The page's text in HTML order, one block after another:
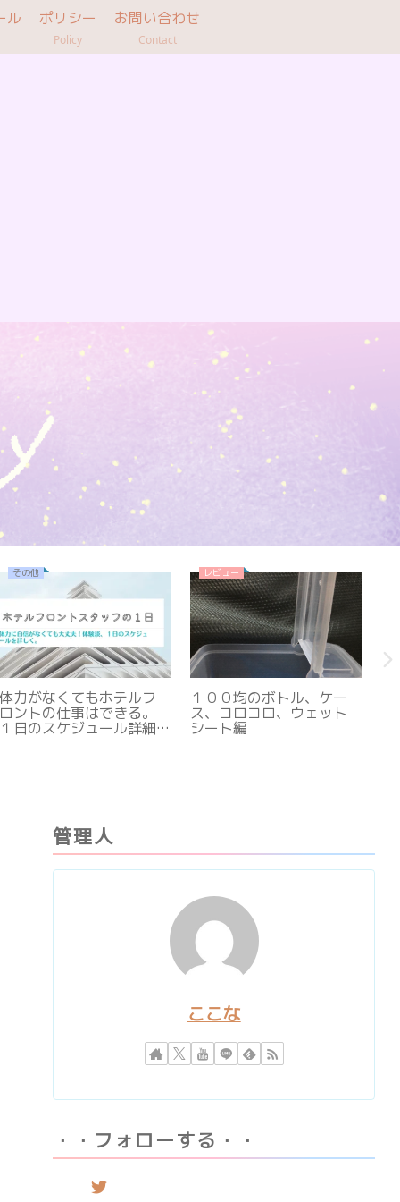
ル ポリシー
Policy
お問い合わせ
Contact
その他
体力がなくてもホテルフ
ロントの仕事はできる。
１日のスケジュール詳細
レビュー
１００均のボトル、ケー
ス、コロコロ、ウェット
シート編
管理人
ここな
・・フォローする・・